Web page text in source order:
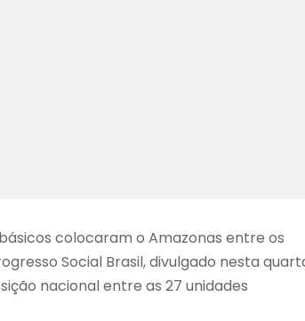
colocaram o Amazonas entre os
Social Brasil, divulgado nesta
nacional entre as 27 unidades